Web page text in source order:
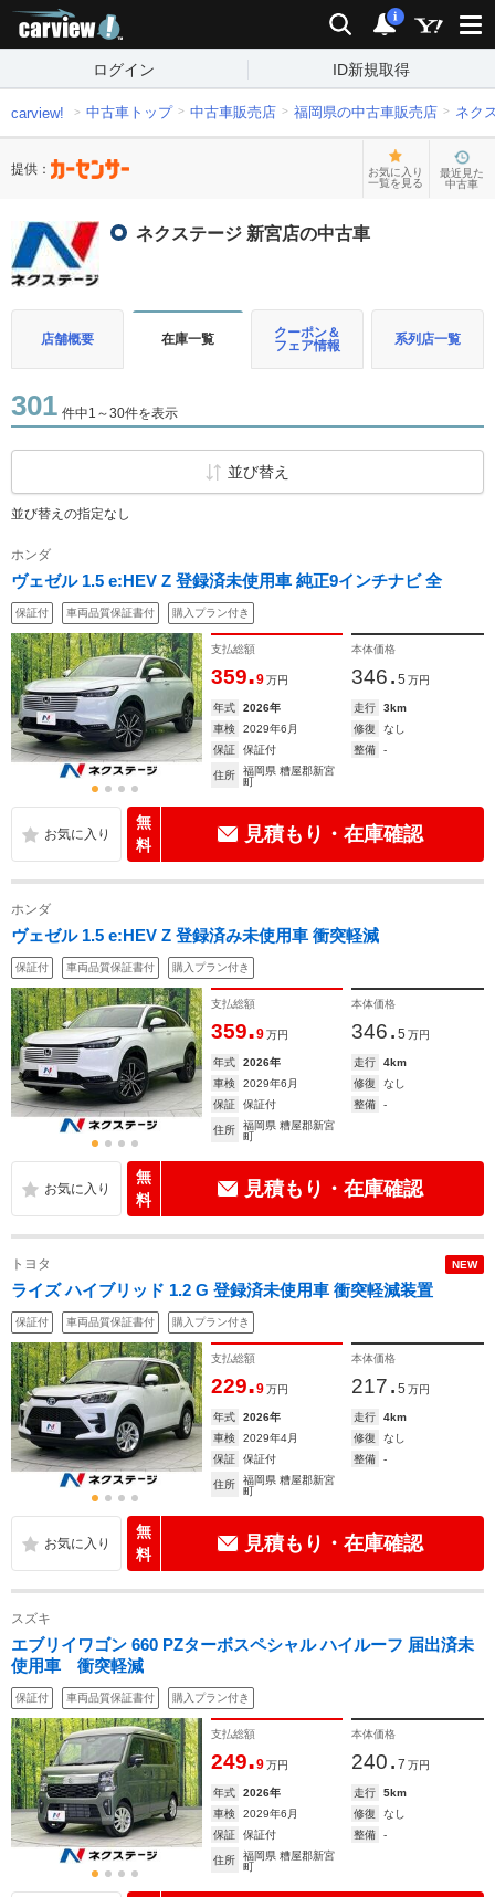
検索 通知
i
ログイン ID新規取得
carview! 中古車トップ 中古車販売店 福岡県の中古車販売店 ネク
提供：
お気に入り
一覧を見る
最近見た
中古車
ネクステージ 新宮店の中古車
店舗概要 在庫一覧
クーポン＆
フェア情報
系列店一覧
301 件中1～30件を表示
並び替え
並び替えの指定なし
ホンダ
ヴェゼル 1.5 e:HEV Z 登録済未使用車 純正9インチナビ 全
保証付 車両品質保証書付 購入プラン付き
支払総額
359.9 万円
本体価格
346. 5 万円
年式 2026年 走行
3km
車検
2029年6月 修復
なし
保証
保証付 整備 -
住所
福岡県 糟屋郡新宮
町
無
料
見積もり・在庫確認
ホンダ
ヴェゼル 1.5 e:HEV Z 登録済み未使用車 衝突軽減
保証付 車両品質保証書付 購入プラン付き
支払総額
359.9 万円
本体価格
346. 5 万円
年式 2026年 走行
4km
車検
2029年6月 修復
なし
保証
保証付 整備 -
住所
福岡県 糟屋郡新宮
町
無
料
見積もり・在庫確認
NEW
トヨタ
ライズ ハイブリッド 1.2 G 登録済未使用車 衝突軽減装置
保証付 車両品質保証書付 購入プラン付き
支払総額
229.9 万円
本体価格
217. 5 万円
年式 2026年 走行
4km
車検
2029年4月 修復
なし
保証
保証付 整備 -
住所
福岡県 糟屋郡新宮
町
無
料
見積もり・在庫確認
スズキ
エブリイワゴン 660 PZターボスペシャル ハイルーフ 届出済未
使用車 衝突軽減
保証付 車両品質保証書付 購入プラン付き
支払総額
249.9 万円
本体価格
240. 7 万円
年式 2026年 走行
5km
車検
2029年6月 修復
なし
保証
保証付 整備 -
住所
福岡県 糟屋郡新宮
町